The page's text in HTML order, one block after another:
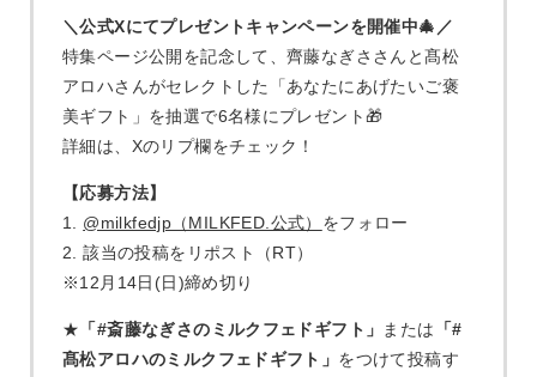
＼公式Xにてプレゼントキャンペーンを開催中🎄／
特集ページ公開を記念して、齊藤なぎささんと髙松
アロハさんがセレクトした「あなたにあげたいご褒
美ギフト」を抽選で6名様にプレゼント🎁
詳細は、Xのリプ欄をチェック！
【応募方法】
1. @milkfedjp（MILKFED.公式） をフォロー
2. 該当の投稿をリポスト（RT）
※12月14日(日)締め切り
★ 「#斎藤なぎさのミルクフェドギフト」 または 「#
髙松アロハのミルクフェドギフト」 をつけて投稿す